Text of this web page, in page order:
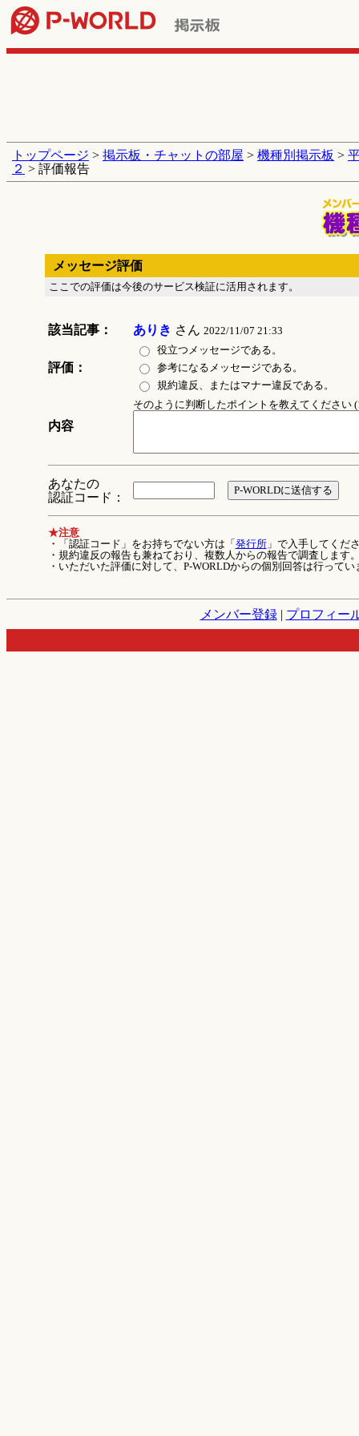
トップページ > 掲示板・チャットの部屋 > 機種別掲示板 >
２ > 評価報告
メッセージ評価
ここでの評価は今後のサービス検証に活用されます。
該当記事： ありき さん 2022/11/07 21:33
評価：
役立つメッセージである。
参考になるメッセージである。
規約違反、またはマナー違反である。
内容
そのように判断したポイントを教えてください
あなたの
認証コード：
★注意
・「認証コード」をお持ちでない方は「 発行所」で入手してくだ
・規約違反の報告も兼ねており、複数人からの報告で調査します
・いただいた評価に対して、P-WORLDからの個別回答は行ってい
メンバー登録| プロフィー